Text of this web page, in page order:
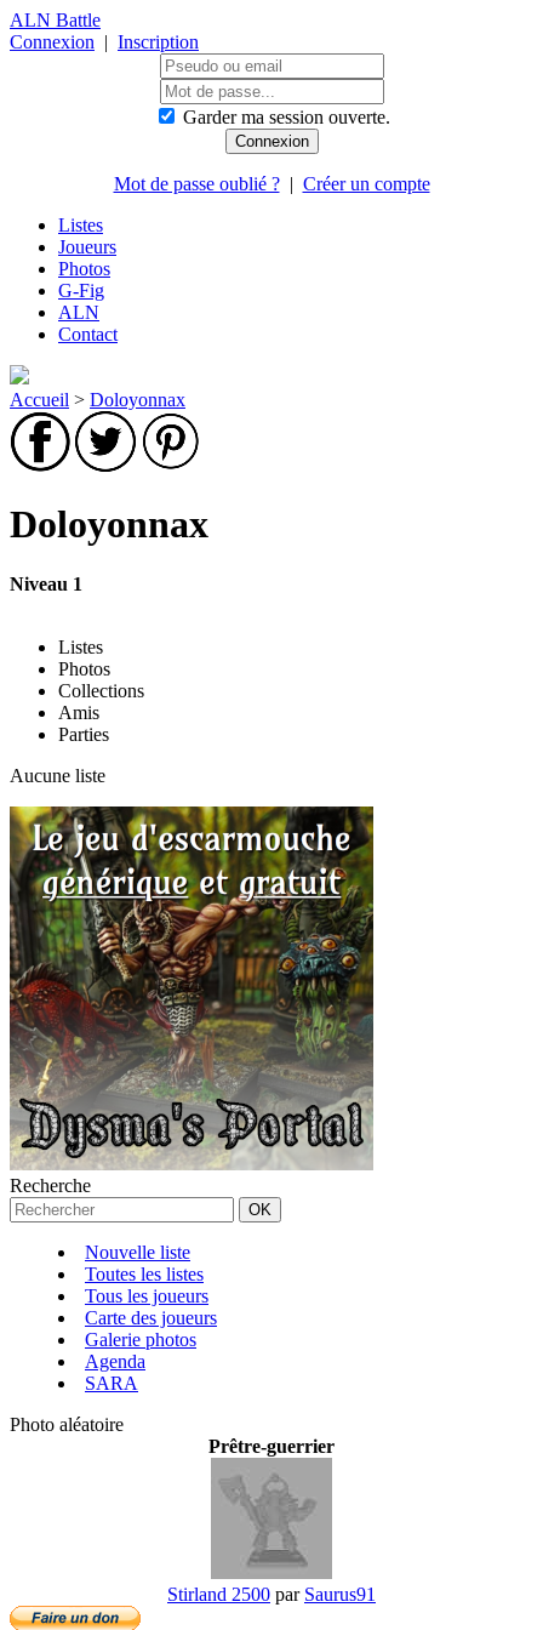
ALN Battle
Connexion | Inscription
Garder ma session ouverte.
Mot de passe oublié ?| Créer un compte
Listes
Joueurs
Photos
G-Fig
ALN
Contact
Accueil > Doloyonnax
Doloyonnax
Niveau 1
Listes
Photos
Collections
Amis
Parties
Aucune liste
Recherche
Nouvelle liste
Toutes les listes
Tous les joueurs
Carte des joueurs
Galerie photos
Agenda
SARA
Photo aléatoire
Prêtre-guerrier
Stirland 2500 par Saurus91